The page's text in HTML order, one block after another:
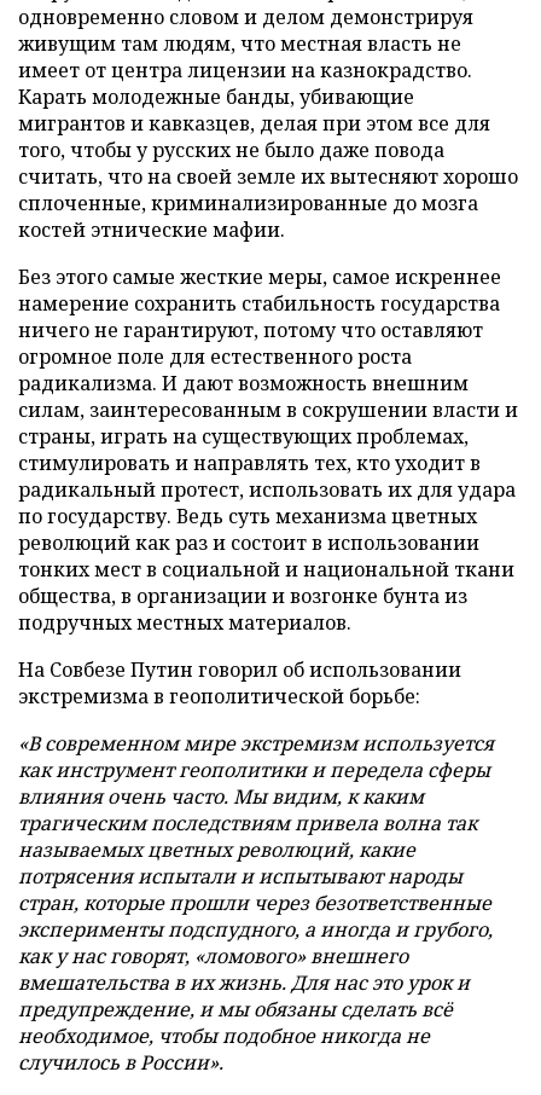
одновременно словом и делом демонстрируя
живущим там людям, что местная власть не
имеет от центра лицензии на казнокрадство.
Карать молодежные банды, убивающие
мигрантов и кавказцев, делая при этом все для
того, чтобы у русских не было даже повода
считать, что на своей земле их вытесняют хорошо
сплоченные, криминализированные до мозга
костей этнические мафии.
Без этого самые жесткие меры, самое искреннее
намерение сохранить стабильность государства
ничего не гарантируют, потому что оставляют
огромное поле для естественного роста
радикализма. И дают возможность внешним
силам, заинтересованным в сокрушении власти и
страны, играть на существующих проблемах,
стимулировать и направлять тех, кто уходит в
радикальный протест, использовать их для удара
по государству. Ведь суть механизма цветных
революций как раз и состоит в использовании
тонких мест в социальной и национальной ткани
общества, в организации и возгонке бунта из
подручных местных материалов.
На Совбезе Путин говорил об использовании
экстремизма в геополитической борьбе:
«В современном мире экстремизм используется
как инструмент геополитики и передела сферы
влияния очень часто. Мы видим, к каким
трагическим последствиям привела волна так
называемых цветных революций, какие
потрясения испытали и испытывают народы
стран, которые прошли через безответственные
эксперименты подспудного, а иногда и грубого,
как у нас говорят, «ломового» внешнего
вмешательства в их жизнь. Для нас это урок и
предупреждение, и мы обязаны сделать всё
необходимое, чтобы подобное никогда не
случилось в России».